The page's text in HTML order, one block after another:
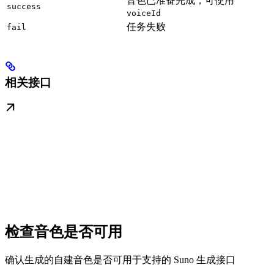
success
voiceId
fail
任务失败
相关接口
检查音色是否可用
确认生成的自建音色是否可用于支持的 Suno 生成接口